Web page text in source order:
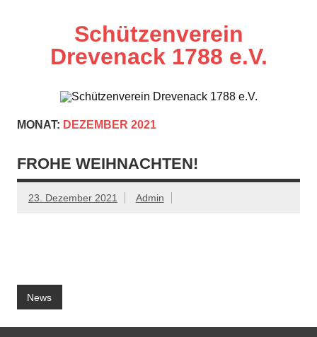
Schützenverein
Drevenack 1788 e.V.
MONAT: DEZEMBER 2021
FROHE WEIHNACHTEN!
23. Dezember 2021 Admin
News